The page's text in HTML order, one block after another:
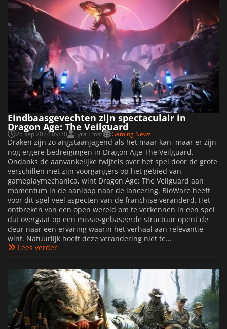
Eindbaasgevechten zijn spectaculair in
Dragon Age: The Veilguard
25 sep 2024 09:30 Fyra Frost Gaming News
Draken zijn zo angstaanjagend als het maar kan, maar er zijn
nog ergere bedreigingen in Dragon Age The Veilguard.
Ondanks de aanvankelijke twijfels over het spel door de grote
verschillen met zijn voorgangers op het gebied van
gameplaymechanica, wint Dragon Age: The Veilguard aan
momentum in de aanloop naar de lancering. BioWare heeft
voor dit spel veel aspecten van de franchise veranderd. Het
ontbreken van een open wereld om te verkennen in een spel
dat overgaat op een missie-gebaseerde structuur opent de
deur naar een ervaring waarin het verhaal aan relevantie
wint. Natuurlijk hoeft deze verandering niet te...
Lees verder